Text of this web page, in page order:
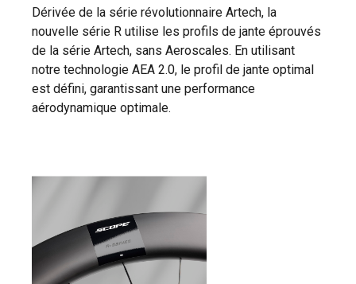
Dérivée de la série révolutionnaire Artech, la
nouvelle série R utilise les profils de jante éprouvés
de la série Artech, sans Aeroscales. En utilisant
notre technologie AEA 2.0, le profil de jante optimal
est défini, garantissant une performance
aérodynamique optimale.